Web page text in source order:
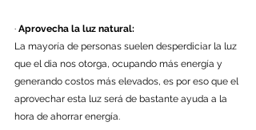
· Aprovecha la luz natural:
La mayoría de personas suelen desperdiciar la luz
que el dia nos otorga, ocupando más energía y
generando costos más elevados, es por eso que el
aprovechar esta luz será de bastante ayuda a la
hora de ahorrar energía.